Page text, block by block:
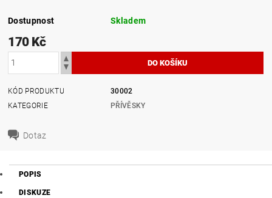
Dostupnost Skladem
170 Kč
KÓD PRODUKTU
30002
KATEGORIE
PŘÍVĚSKY
Dotaz
POPIS
DISKUZE